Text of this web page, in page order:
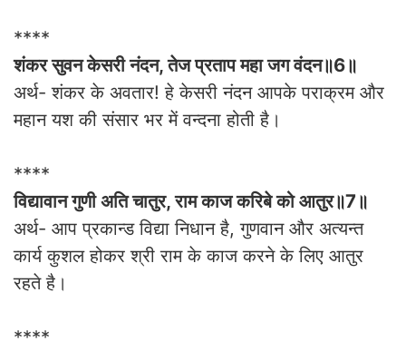
****
शंकर सुवन केसरी नंदन, तेज प्रताप महा जग वंदन॥6॥
अर्थ- शंकर के अवतार! हे केसरी नंदन आपके पराक्रम और
महान यश की संसार भर में वन्दना होती है।
****
विद्यावान गुणी अति चातुर, राम काज करिबे को आतुर॥7॥
अर्थ- आप प्रकान्ड विद्या निधान है, गुणवान और अत्यन्त
कार्य कुशल होकर श्री राम के काज करने के लिए आतुर
रहते है।
****